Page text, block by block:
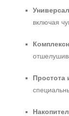
включая
Простота